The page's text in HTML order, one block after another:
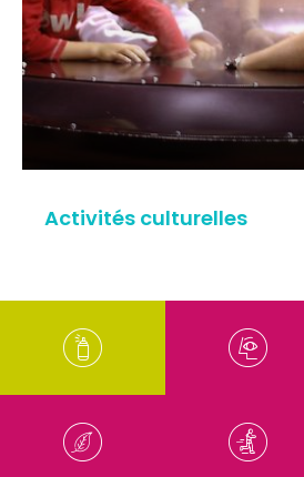
Activités culturelles